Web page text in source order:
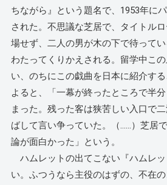
ちながら』という題名で、1953年に
された。不思議な芝居で、タイトル
場せず、二人の男が木の下で待って
わたってくりかえされる。留学中こ
い、のちにこの戯曲を日本に紹介す
よると、「一幕が終ったところで半
まった。残った客は狭苦しい入口で
ばして言い争っていた。（……）芝居
論が面白かった」という。
ハムレットの出てこない『ハムレ
い。ふつうなら主役のはずの、不在の